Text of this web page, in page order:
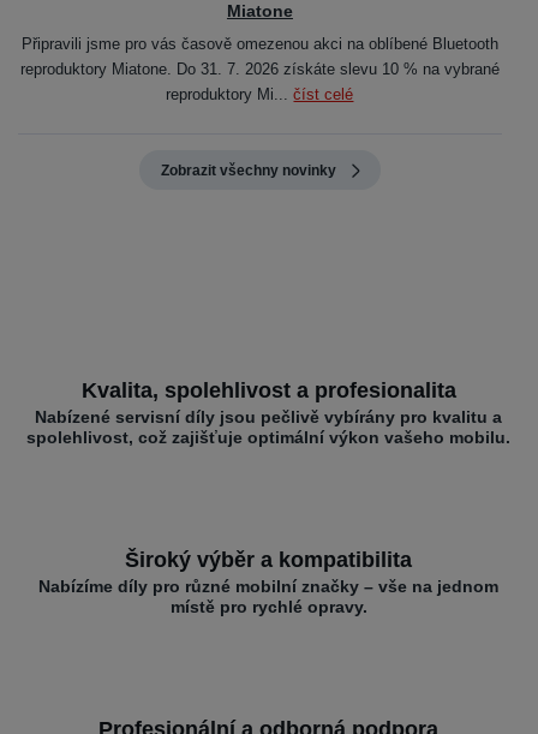
Miatone
Připravili jsme pro vás časově omezenou akci na oblíbené Bluetooth
reproduktory Miatone. Do 31. 7. 2026 získáte slevu 10 % na vybrané
reproduktory Mi...číst celé
Zobrazit všechny novinky
Kvalita, spolehlivost a profesionalita
Nabízené servisní díly jsou pečlivě vybírány pro kvalitu a
spolehlivost, což zajišťuje optimální výkon vašeho mobilu.
Široký výběr a kompatibilita
Nabízíme díly pro různé mobilní značky – vše na jednom
místě pro rychlé opravy.
Profesionální a odborná podpora